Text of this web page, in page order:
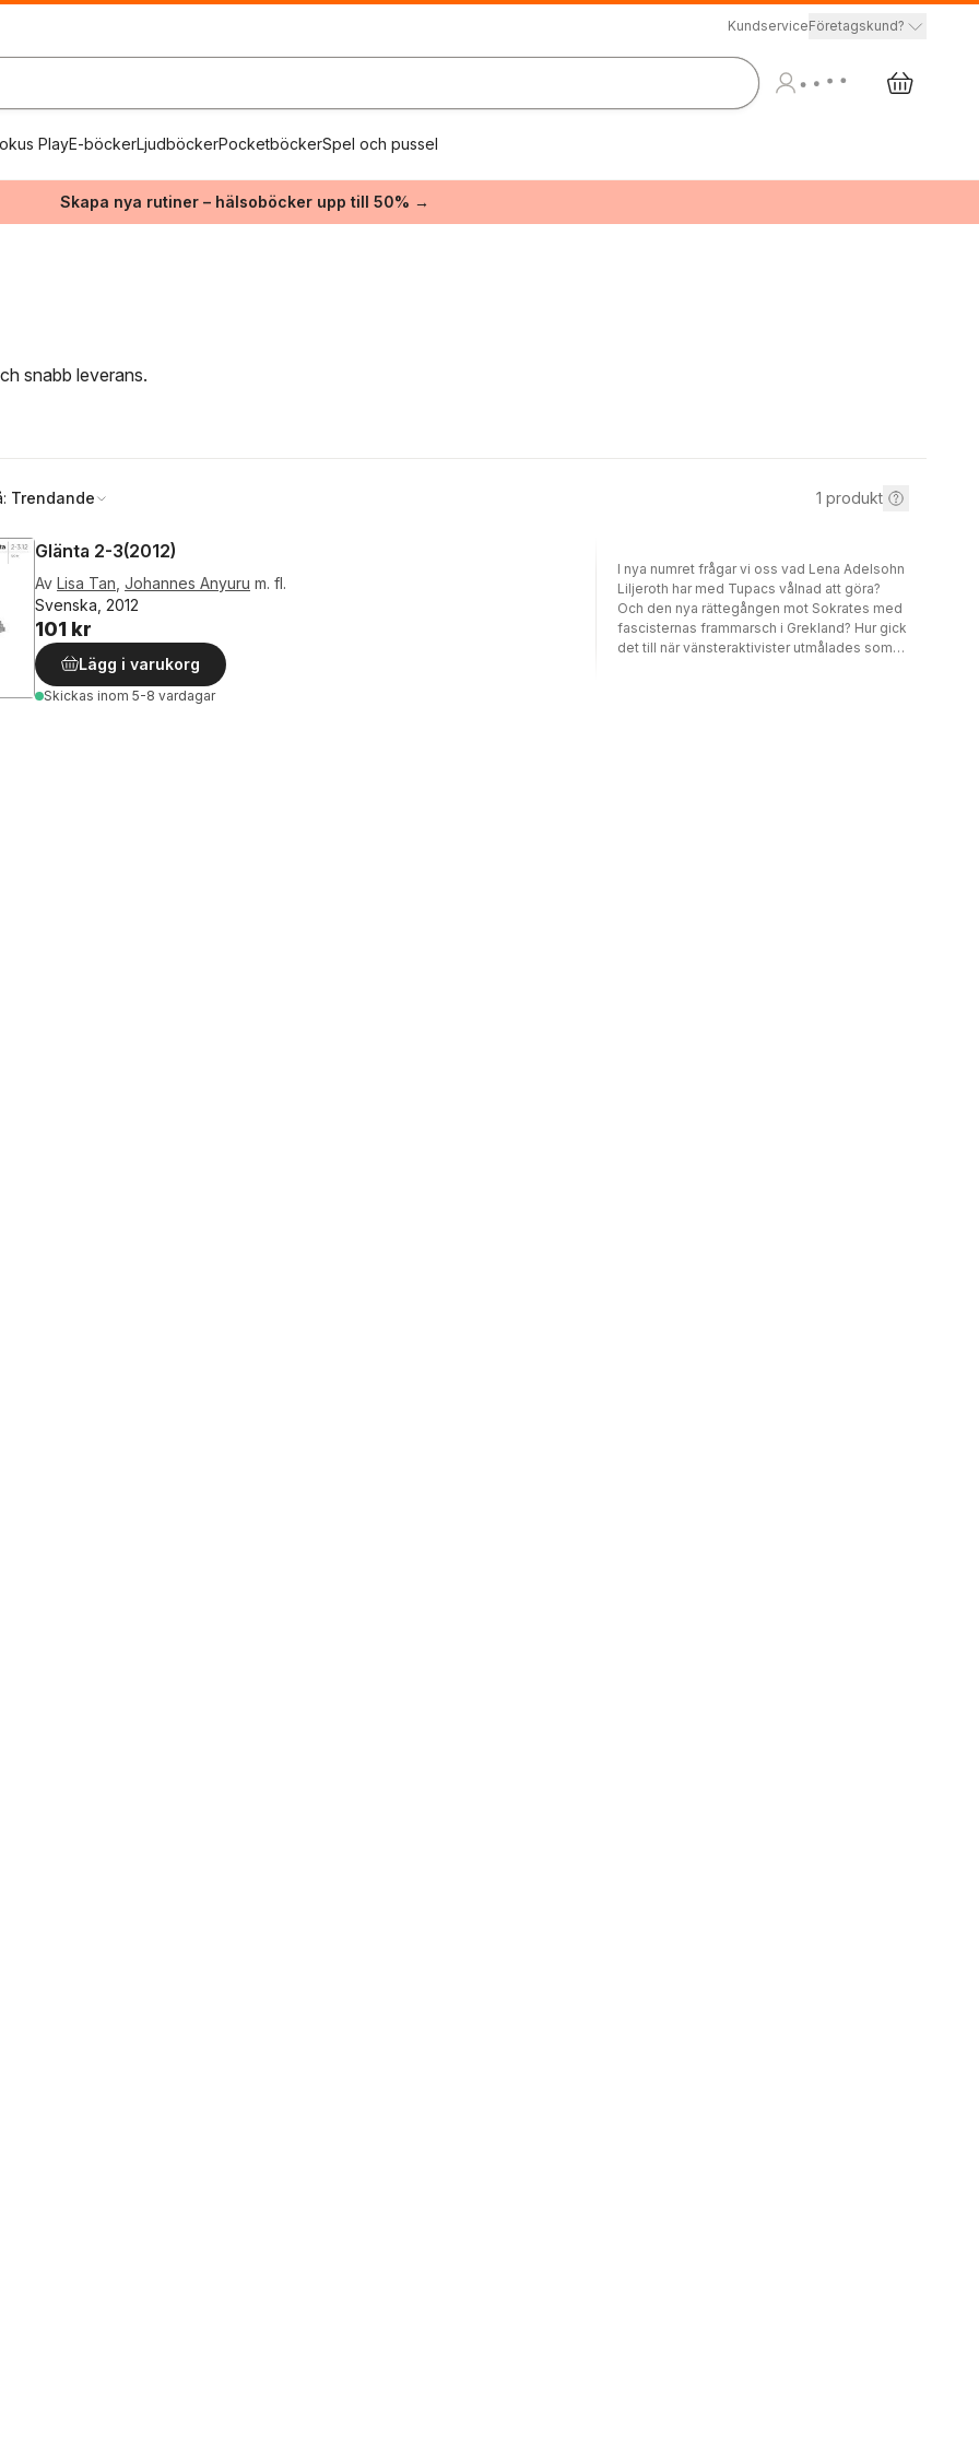
KundserviceFöretagskund?
PlayE-böckerLjudböckerPocketböckerSpel och pussel
Skapa nya rutiner – hälsoböcker upp till 50% →
snabb leverans.
Trendande 1 produkt
Glänta 2-3(2012)
Av Lisa Tan Johannes Anyuru m. fl.
Svenska, 2012
101 kr
Lägg i varukorg
Skickas inom 5-8 vardagar
I nya numret frågar vi oss vad Lena Adelsohn
Liljeroth har med Tupacs vålnad att göra?
Och den nya rättegången mot Sokrates med
fascisternas frammarsch i Grekland? Hur gick
det till när vänsteraktivister utmålades som